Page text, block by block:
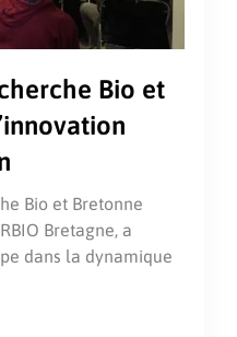
Bio et
Bio et Bretonne
Bretagne, a
dans la dynamique